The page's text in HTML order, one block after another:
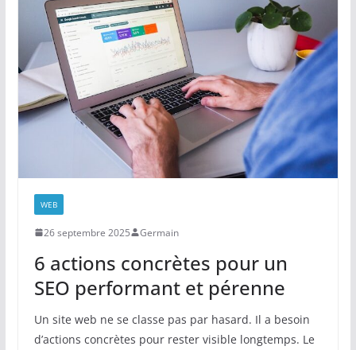
WEB
26 septembre 2025 Germain
6 actions concrètes pour un
SEO performant et pérenne
Un site web ne se classe pas par hasard. Il a besoin
d’actions concrètes pour rester visible longtemps. Le